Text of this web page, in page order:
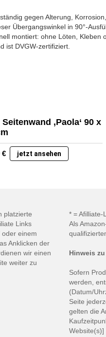
gegen Alterung,
Übergangswinkel in 90°-
montiert: ohne Löten, Kleben
ist DVGW-zertifiziert.
‚Paola‘ 90 x
€ jetzt ansehen
platzierte
Links
oder einem
Anklicken der
wir einen
weiter zu
* = Afilliate-
Als
Hinweis
Sofern
werden,
(Datum/
Seite
gelten die
Website(s)]